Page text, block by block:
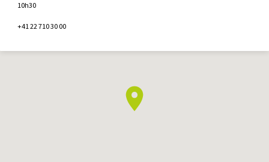
10h30
+41 22 710 30 00